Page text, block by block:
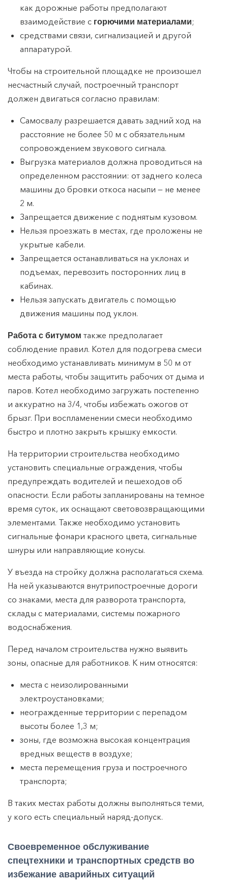
как дорожные работы предполагают
взаимодействие с горючими материалами;
средствами связи, сигнализацией и другой
аппаратурой.
Чтобы на строительной площадке не произошел
несчастный случай, построечный транспорт
должен двигаться согласно правилам:
Самосвалу разрешается давать задний ход на
расстояние не более 50 м с обязательным
сопровождением звукового сигнала.
Выгрузка материалов должна проводиться на
определенном расстоянии: от заднего колеса
машины до бровки откоса насыпи — не менее
2 м.
Запрещается движение с поднятым кузовом.
Нельзя проезжать в местах, где проложены не
укрытые кабели.
Запрещается останавливаться на уклонах и
подъемах, перевозить посторонних лиц в
кабинах.
Нельзя запускать двигатель с помощью
движения машины под уклон.
Работа с битумом также предполагает
соблюдение правил. Котел для подогрева смеси
необходимо устанавливать минимум в 50 м от
места работы, чтобы защитить рабочих от дыма и
паров. Котел необходимо загружать постепенно
и аккуратно на 3/4, чтобы избежать ожогов от
брызг. При воспламенении смеси необходимо
быстро и плотно закрыть крышку емкости.
На территории строительства необходимо
установить специальные ограждения, чтобы
предупреждать водителей и пешеходов об
опасности. Если работы запланированы на темное
время суток, их оснащают световозвращающими
элементами. Также необходимо установить
сигнальные фонари красного цвета, сигнальные
шнуры или направляющие конусы.
У въезда на стройку должна располагаться схема.
На ней указываются внутрипостроечные дороги
со знаками, места для разворота транспорта,
склады с материалами, системы пожарного
водоснабжения.
Перед началом строительства нужно выявить
зоны, опасные для работников. К ним относятся:
места с неизолированными
электроустановками;
неогражденные территории с перепадом
высоты более 1,3 м;
зоны, где возможна высокая концентрация
вредных веществ в воздухе;
места перемещения груза и построечного
транспорта;
В таких местах работы должны выполняться теми,
у кого есть специальный наряд-допуск.
Своевременное обслуживание
спецтехники и транспортных средств во
избежание аварийных ситуаций